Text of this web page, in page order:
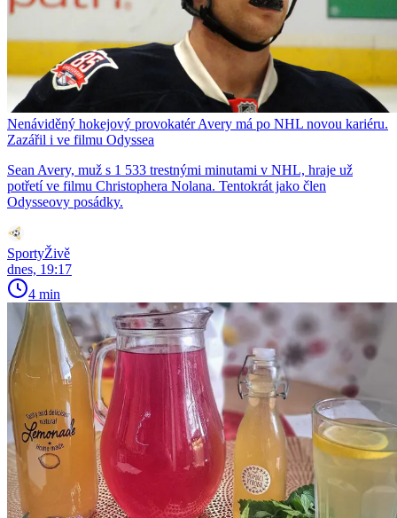
Nenáviděný hokejový provokatér Avery má po NHL novou kariéru.
Zazářil i ve filmu Odyssea
Sean Avery, muž s 1 533 trestnými minutami v NHL, hraje už
potřetí ve filmu Christophera Nolana. Tentokrát jako člen
Odysseovy posádky.
SportyŽivě
dnes, 19:17
4 min